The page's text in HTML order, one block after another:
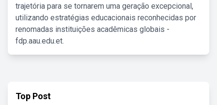
trajetória para se tornarem uma geração excepcional,
utilizando estratégias educacionais reconhecidas por
renomadas instituições acadêmicas globais -
fdp.aau.edu.et.
Top Post